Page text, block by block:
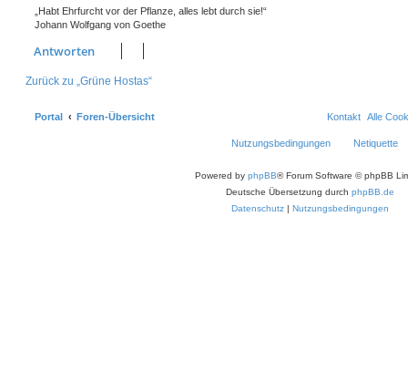
„Habt Ehrfurcht vor der Pflanze, alles lebt durch sie!“
Johann Wolfgang von Goethe
Antworten
Zurück zu „Grüne Hostas“
Portal Foren-Übersicht Alle
Kontakt
Netiquette
Nutzungsbedingungen
Powered by phpBB® Forum Software © phpBB
Deutsche Übersetzung durch phpBB.de
Datenschutz | Nutzungsbedingungen